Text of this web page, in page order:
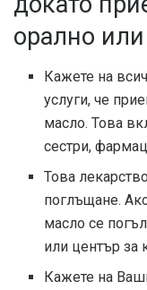
орално
Кажете на
услуги, че
масло. Това
сестри,
Това
поглъщане.
масло се
или център за
Кажете на